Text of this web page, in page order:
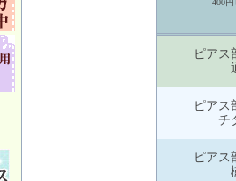
400
ピアス
ピアス
チ
ピアス